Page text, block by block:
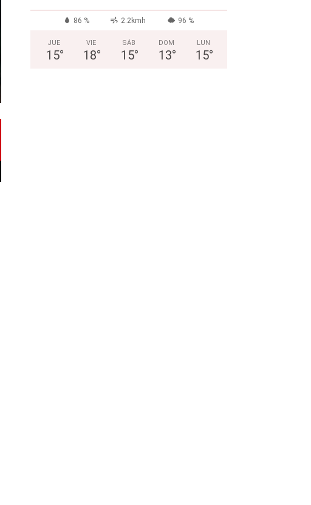
86 % 2.2kmh 96 %
JUE
15°
VIE
18°
SÁB
15°
DOM
13°
LUN
15°